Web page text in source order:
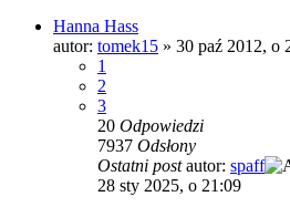
Hanna Hass
autor: tomek15 » 30 paź 2012, o
1
2
3
20 Odpowiedzi
7937 Odsłony
Ostatni postautor: spaff
28 sty 2025, o 21:09